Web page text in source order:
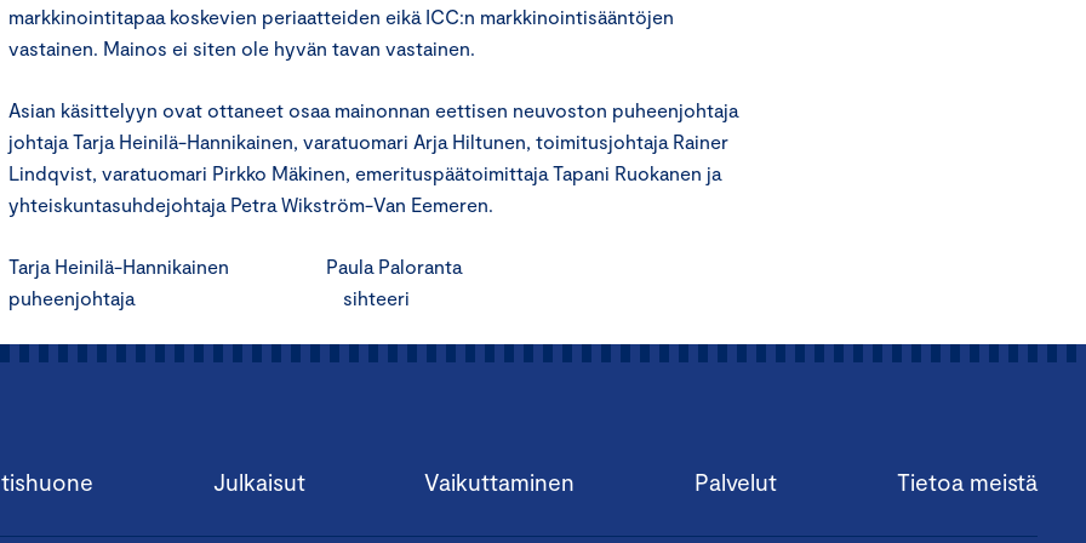
markkinointitapaa koskevien periaatteiden eikä ICC:n markkinointisääntöjen
vastainen. Mainos ei siten ole hyvän tavan vastainen.
Asian käsittelyyn ovat ottaneet osaa mainonnan eettisen neuvoston puheenjohtaja
johtaja Tarja Heinilä-Hannikainen, varatuomari Arja Hiltunen, toimitusjohtaja Rainer
Lindqvist, varatuomari Pirkko Mäkinen, emerituspäätoimittaja Tapani Ruokanen ja
yhteiskuntasuhdejohtaja Petra Wikström-Van Eemeren.
Tarja Heinilä-Hannikainen Paula Paloranta
puheenjohtaja sihteeri
Julkaisut Vaikuttaminen Palvelut Tietoa meistä